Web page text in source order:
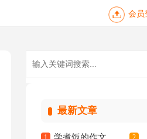
会员
最新文章
1 2